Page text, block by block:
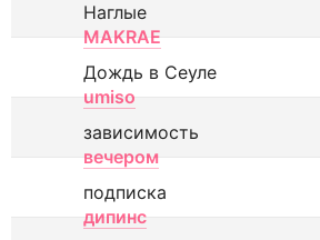
Наглые
MAKRAE
Дождь в Сеуле
umiso
зависимость
вечером
подписка
дипинс